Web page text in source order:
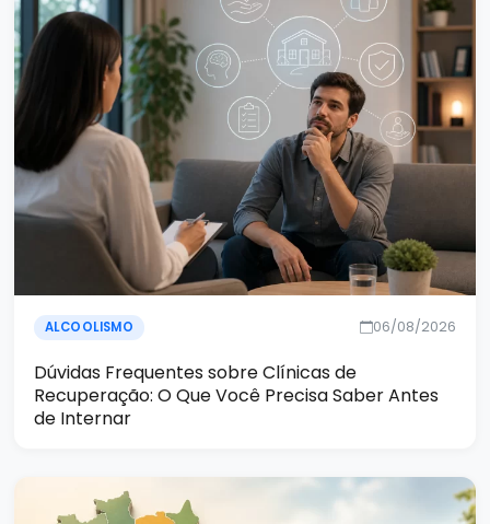
ALCOOLISMO 06/08/2026
Dúvidas Frequentes sobre Clínicas de
Recuperação: O Que Você Precisa Saber Antes
de Internar